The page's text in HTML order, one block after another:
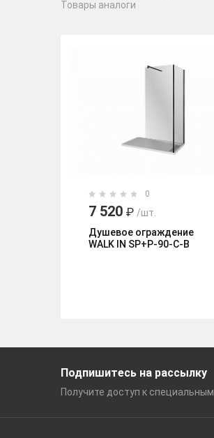
Товары аналоги
0
7 520 ₽ /шт.
Душевое ограждение
WALK IN SP+P-90-C-В
Подпишитесь на рассылку
Получите доступ к специальным